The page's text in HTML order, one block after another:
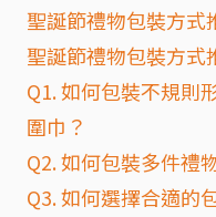
聖誕節禮物包裝方式
聖誕節禮物包裝方式
Q1. 如何包裝不規則
圍巾？
Q2. 如何包裝多件禮
Q3. 如何選擇合適的